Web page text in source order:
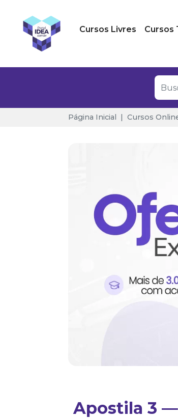
Cursos Livres Cursos
Página Inicial Cursos
Apostila 3